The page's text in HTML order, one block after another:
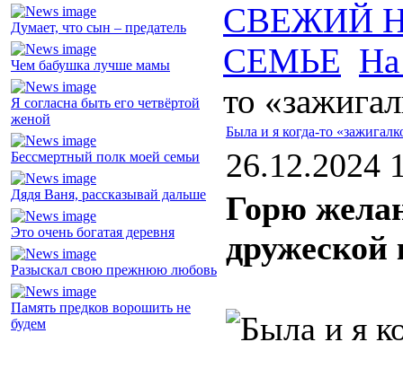
Думает, что сын – предатель
Чем бабушка лучше мамы
Я согласна быть его четвёртой
женой
Бессмертный полк моей семьи
Дядя Ваня, рассказывай дальше
Это очень богатая деревня
Разыскал свою прежнюю любовь
Память предков ворошить не
будем
СВЕЖИЙ
СЕМЬЕ На
то
Была и я когда-то
26.12.2024
Горю